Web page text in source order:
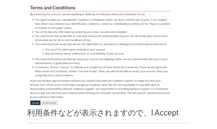
利用条件などが表示されますので、I Accept